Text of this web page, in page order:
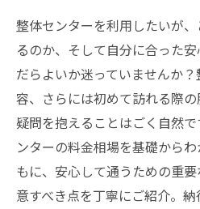
整体センターを利用したいが
るのか、そして自分に合った
だらよいか迷っていませんか
容、さらには初めて訪れる際
疑問を抱えることはごく自然
ンターの料金相場を基礎から
もに、安心して通うための重
意すべき点を丁寧にご紹介。